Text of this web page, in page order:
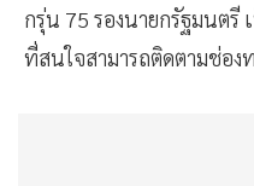
กรุ่น 75 รองนายกรัฐมนต
ที่สนใจสามารถติดตามช่อง